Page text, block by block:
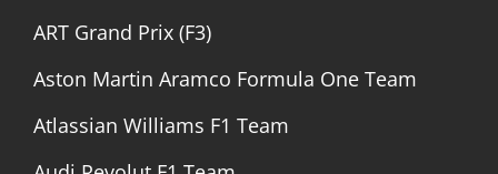
ART Grand Prix (F3)
Aston Martin Aramco Formula One Team
Atlassian Williams F1 Team